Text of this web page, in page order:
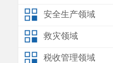
安全生产领域
救灾领域
税收管理领域